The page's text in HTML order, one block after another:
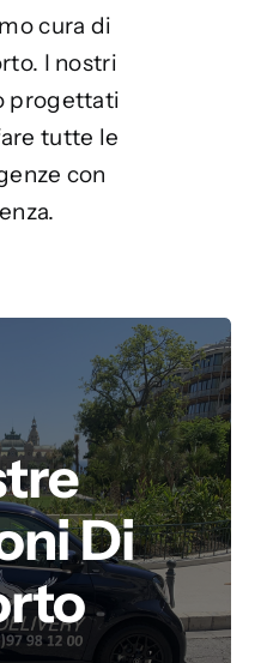
cura di
I nostri
progettati
tutte le
con
Di